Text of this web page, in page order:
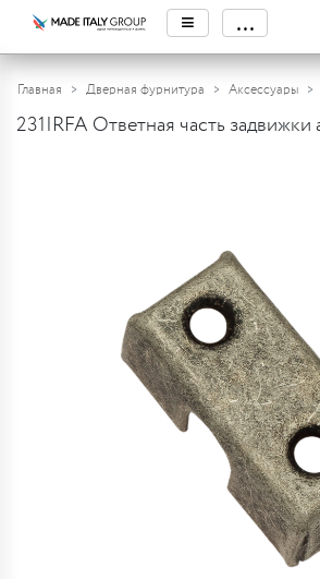
≡ ...
Главная Дверная фурнитура Аксессуары
231IRFA Ответная часть